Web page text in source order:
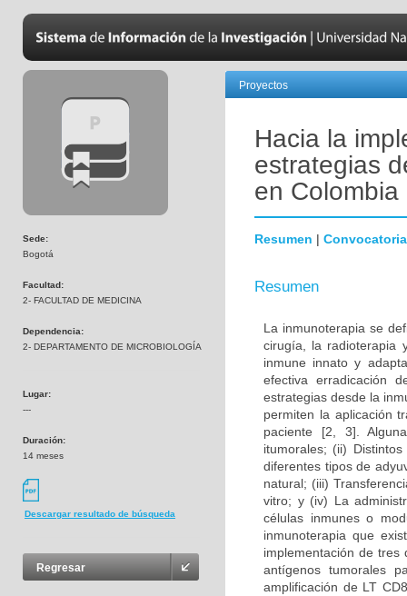
Sede:
Bogotá
Facultad:
2- FACULTAD DE MEDICINA
Dependencia:
2- DEPARTAMENTO DE MICROBIOLOGÍA
Lugar:
---
Duración:
14 meses
Descargar resultado de búsqueda
Regresar
Proyectos
Hacia la
estrategias
en Colombia
Resumen | Convocatoria
Resumen
La inmunoterapia se
cirugía, la radioterapia
inmune innato y
efectiva erradicación
estrategias desde la
permiten la aplicación
paciente [2, 3].
itumorales; (ii)
diferentes tipos de
natural; (iii)
vitro; y (iv) La
células inmunes o
inmunoterapia que
implementación de
antígenos tumorales
amplificación de LT